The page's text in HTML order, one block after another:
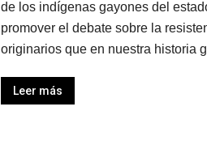
de los indígenas gayones del
promover el debate sobre la
originarios que en nuestra historia
Leer más